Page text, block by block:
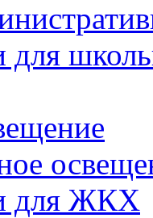
для
для ЖКХ